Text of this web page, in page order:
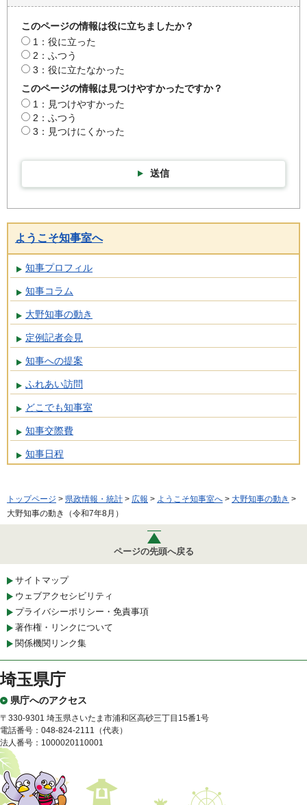
このページの情報は役に立ちましたか？
1：役に立った
2：ふつう
3：役に立たなかった
このページの情報は見つけやすかったですか？
1：見つけやすかった
2：ふつう
3：見つけにくかった
送信
ようこそ知事室へ
知事プロフィル
知事コラム
大野知事の動き
定例記者会見
知事への提案
ふれあい訪問
どこでも知事室
知事交際費
知事日程
トップページ > 県政情報・統計 > 広報 > ようこそ知事室へ > 大野知事の動き >
大野知事の動き（令和7年8月）
ページの先頭へ戻る
サイトマップ
ウェブアクセシビリティ
プライバシーポリシー・免責事項
著作権・リンクについて
関係機関リンク集
埼玉県庁
県庁へのアクセス
〒330-9301 埼玉県さいたま市浦和区高砂三丁目15番1号
電話番号：048-824-2111（代表）
法人番号：1000020110001